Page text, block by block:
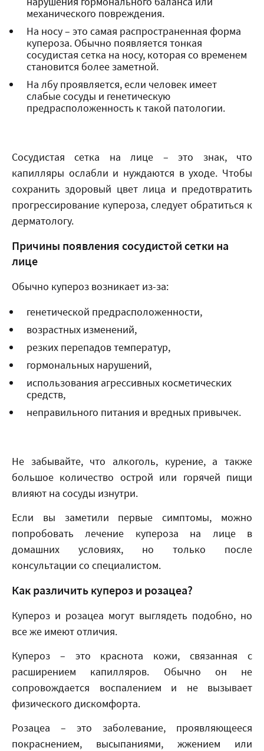
механического повреждения.
На носу – это самая распространенная форма
купероза. Обычно появляется тонкая
сосудистая сетка на носу, которая со временем
становится более заметной.
На лбу проявляется, если человек имеет
слабые сосуды и генетическую
предрасположенность к такой патологии.
Сосудистая сетка на лице – это знак, что
капилляры ослабли и нуждаются в уходе. Чтобы
сохранить здоровый цвет лица и предотвратить
прогрессирование купероза, следует обратиться к
дерматологу.
Причины появления сосудистой сетки на
лице
Обычно купероз возникает из-за:
генетической предрасположенности,
возрастных изменений,
резких перепадов температур,
гормональных нарушений,
использования агрессивных косметических
средств,
неправильного питания и вредных привычек.
Не забывайте, что алкоголь, курение, а также
большое количество острой или горячей пищи
влияют на сосуды изнутри.
Если вы заметили первые симптомы, можно
попробовать лечение купероза на лице в
домашних условиях, но только после
консультации со специалистом.
Как различить купероз и розацеа?
Купероз и розацеа могут выглядеть подобно, но
все же имеют отличия.
Купероз – это краснота кожи, связанная с
расширением капилляров. Обычно он не
сопровождается воспалением и не вызывает
физического дискомфорта.
Розацеа – это заболевание, проявляющееся
покраснением, высыпаниями, жжением или